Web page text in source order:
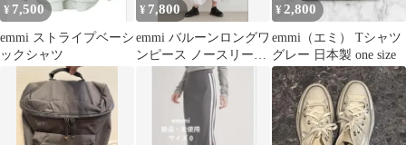
¥ 7,500
emmi ストライプベーシ
ックシャツ
¥ 7,800
emmi バルーンロングワ
ンピース ノースリーブ
ホワイト サイズ1
¥2,800
emmi（エミ） Tシャツ
グレー 日本製 one size